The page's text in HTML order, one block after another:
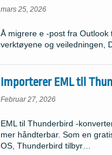
mars 25, 2026
Å migrere e -post fra
verktøyene og veiledningen,
Importerer EML til
Februar 27, 2026
EML til Thunderbird -
mer håndterbar. Som en
OS, Thunderbird tilbyr…